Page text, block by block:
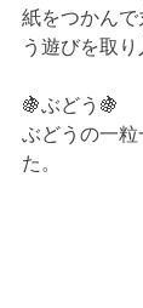
紙をつかん
う遊びを取
🍇ぶどう🍇
ぶどうの一
た。